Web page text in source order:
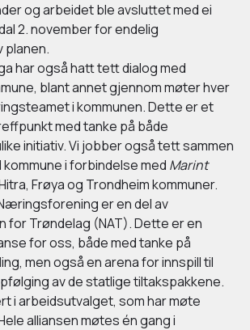
og arbeidet ble avsluttet med ei
2. november for endelig
planen.
har også hatt tett dialog med
blant annet gjennom møter hver
i kommunen. Dette er et
med tanke på både
initiativ. Vi jobber også tett sammen
i forbindelse med Marint
Frøya og Trondheim kommuner.
er en del av
for Trøndelag (NAT). Dette er en
for oss, både med tanke på
men også en arena for innspill til
av de statlige tiltakspakkene.
i arbeidsutvalget, som har møte
alliansen møtes én gang i